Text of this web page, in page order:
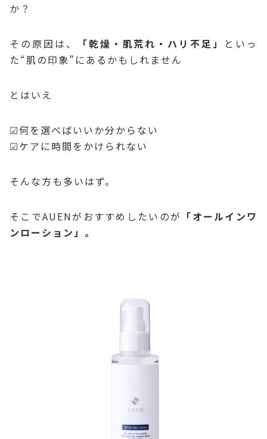
か？
その原因は、 「乾燥・肌荒れ・ハリ不足」
といっ
た“肌の印象”にあるかもしれません
とはいえ
☑何を選べばいいか分からない
☑ケアに時間をかけられない
そんな方も多いはず。
そこでAUENがおすすめしたいのが 「オールインワ
ンローション」。